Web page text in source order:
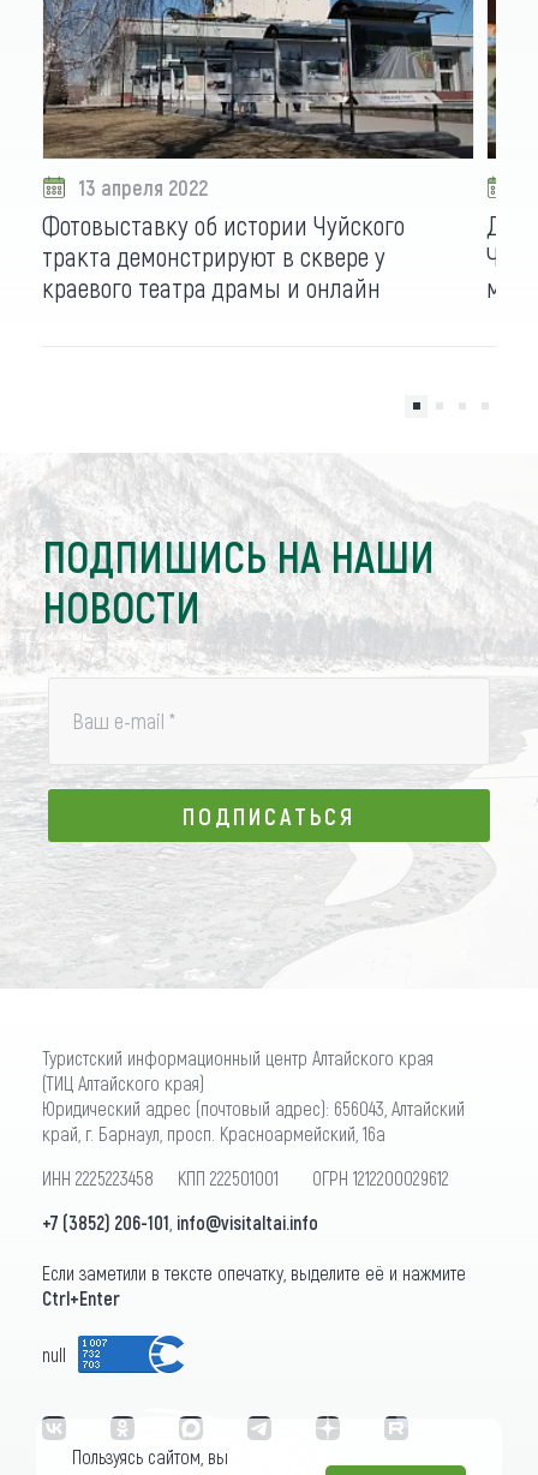
13 апреля 2022
Фотовыставку об истории Чуйского
тракта демонстрируют в сквере у
краевого театра драмы и онлайн
ПОДПИШИСЬ НА НАШИ
НОВОСТИ
Ваш e-mail *
ПОДПИСАТЬСЯ
ПОДПИСАТЬСЯ
Туристский информационный центр Алтайского края
(ТИЦ Алтайского края)
Юридический адрес (почтовый адрес): 656043, Алтайский
край, г. Барнаул, просп. Красноармейский, 16а
ИНН 2225223458 КПП 222501001 ОГРН 1212200029612
+7 (3852) 206-101 info@visitaltai.info
Если заметили в тексте опечатку, выделите её и нажмите
Ctrl+Enter
null
Пользуясь сайтом, вы